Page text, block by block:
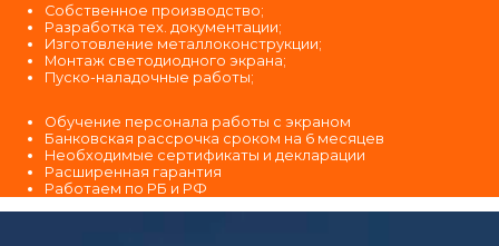
Собственное производство;
Разработка тех. документации;
Изготовление металлоконструкции;
Монтаж светодиодного экрана;
Пуско-наладочные работы;
Обучение персонала работы с экраном
Банковская рассрочка сроком на 6 месяцев
Необходимые сертификаты и декларации
Расширенная гарантия
Работаем по РБ и РФ